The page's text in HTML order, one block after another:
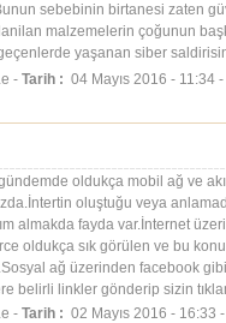
sebebinin birtanesi zaten
malzemelerin çoğunun
yaşanan siber
-Tarih : 04 Mayıs 2016 - 11:34
oldukça mobil ağ ve
oluştuğu veya
almakda fayda var.İnternet
oldukça sık görülen ve bu
ağ üzerinden facebook gibi
belirli linkler gönderip sizin
-Tarih : 02 Mayıs 2016 - 16:33